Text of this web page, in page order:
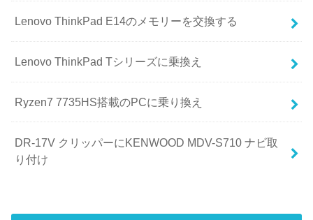
Lenovo ThinkPad E14のメモリーを交換する
Lenovo ThinkPad Tシリーズに乗換え
Ryzen7 7735HS搭載のPCに乗り換え
DR-17V クリッパーにKENWOOD MDV-S710 ナビ取
り付け